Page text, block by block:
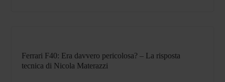
Ferrari F40: Era davvero pericolosa? – La risposta
tecnica di Nicola Materazzi